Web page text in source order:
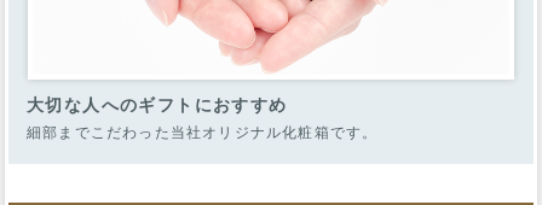
大切な人へのギフトにおすすめ
細部までこだわった当社オリジナル化粧箱です。